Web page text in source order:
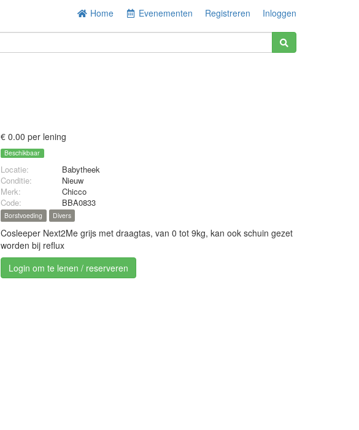
Home Evenementen Registreren Inloggen
€ 0.00 per lening
Beschikbaar
Locatie:
Babytheek
Conditie:
Nieuw
Merk:
Chicco
Code:
BBA0833
Borstvoeding Divers
Cosleeper Next2Me grijs met draagtas, van 0 tot 9kg, kan ook schuin gezet
worden bij reflux
Login om te lenen / reserveren